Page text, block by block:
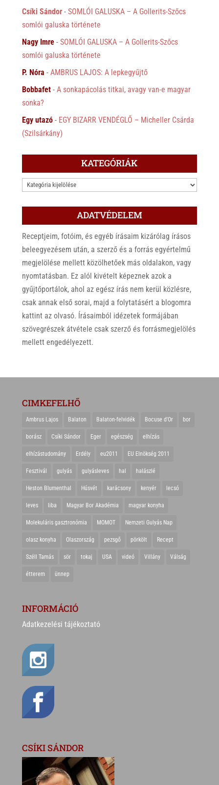
Csíki Sándor- SOMLÓI GALUSKA – A Gollerits-Szőcs
somlói galuska története
Nagy Imre- SOMLÓI GALUSKA – A Gollerits-Szőcs
somlói galuska története
P. Nóra - AMBRUS LAJOS: A lepkegyűjtő
Bobbafet- A sonkapácolás titkai, avagy van-e magyar
sonka?
Egy utazó- EGY BIZARR VENDÉGLŐ – Micheller Csárda
(Szilsárkány)
KATEGÓRIÁK
KATEGÓRIÁK
ADATVÉDELEM
Receptjeim, fotóim, és egyéb írásaim kizárólag írásos
beleegyezésem után, a szerző és a forrás egyértelmű
megjelölése mellett közölhetőek más oldalakon, vagy
nyomtatásban. Ez alól kivételt képeznek azok a
gyűjtőportálok, ahol az egész írás nem kerül közlésre,
csak annak első sorai, majd a folytatásért a blogomra
kattint az olvasó. Írásaimból idézetek formájában
szövegrészek átvétele csak szerző és forrásmegjelölés
mellett engedélyezett.
CIMKEFELHŐ
Ambrus Lajos Balaton Balaton-felvidék Bocuse d'Or bor
borász Csíki Sándor Eger egészség elhízás
elhízástudomány Erdély eu2011 EU Elnökség 2011
Fesztivál gulyás gulyásleves hal halászlé
Heston Blumenthal Húsvét karácsony kenyér lecsó
leves liba Magyar Bor Akadémia magyar konyha
Molekuláris gasztronómia MOMOT Nemzeti Gulyás Nap
olasz konyha Olaszország pezsgő pörkölt Recept
Széll Tamás sör tokaj USA videó Villány Válság
étterem ünnep
INFORMÁCIÓ
Adatkezelési tájékoztató
CSÍKI SÁNDOR